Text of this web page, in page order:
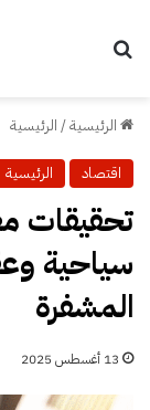
الرئيسية/ الرئيسية
اقتصاد الرئيسية
تحقيقات
سياحية
المشفرة
13 أغسطس 2025